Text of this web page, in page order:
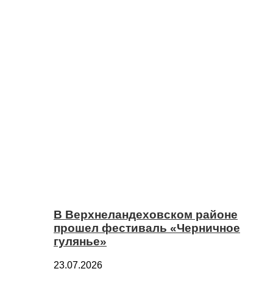
В Верхнеландеховском районе
прошел фестиваль «Черничное
гулянье»
23.07.2026